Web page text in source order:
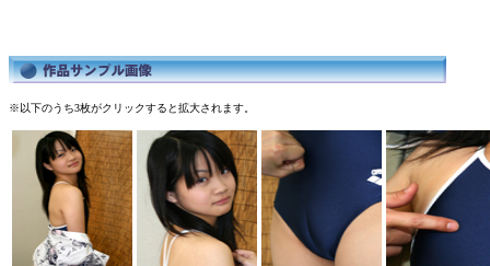
※以下のうち3枚がクリックすると拡大されます。